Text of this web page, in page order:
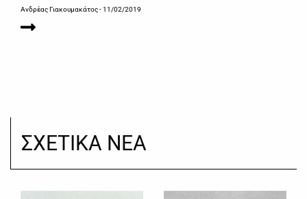
Ανδρέας Γιακουμακάτος- 11/02/2019
ΣΧΕΤΙΚΑ ΝΕΑ